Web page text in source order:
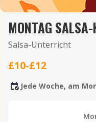
MONTAG
Salsa-Unterricht
£10-£12
Jede Woche, am